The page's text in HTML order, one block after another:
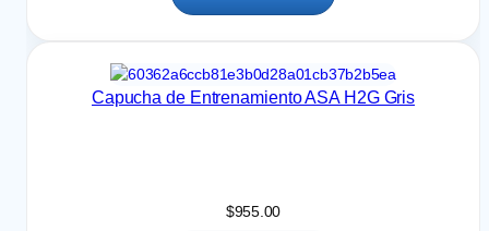
Capucha de Entrenamiento ASA H2G Gris
$955.00